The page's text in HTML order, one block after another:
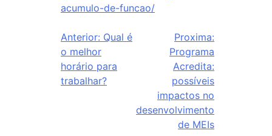
acumulo-de-funcao/
Anterior: Qual é
o melhor
horário para
trabalhar?
Proxima:
Programa
Acredita:
possíveis
impactos no
desenvolvimento
de MEIs